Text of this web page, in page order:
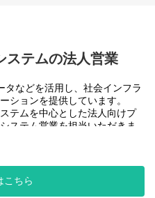
引する中核営業です。
ューション営業を担当いただ
業
規開拓営業
ステムの法人営業
タなどを活用し、社会インフラ
ションを提供しています。
テムを中心とした法人向けプ
ステム営業を担当いただきま
イアント企業に対し、問い合
予約、精算業務の効率化に向
業の経費管理・出張管理業務
こちら